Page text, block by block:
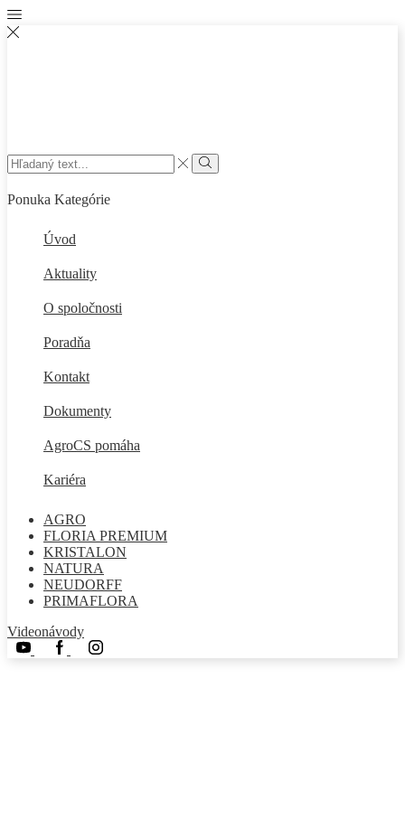
Search
input
Vyhľadať
Ponuka Kategórie
Úvod
Aktuality
O spoločnosti
Poradňa
Kontakt
Dokumenty
AgroCS pomáha
Kariéra
AGRO
FLORIA PREMIUM
KRISTALON
NATURA
NEUDORFF
PRIMAFLORA
Videonávody
YoutubeFacebookInstagram